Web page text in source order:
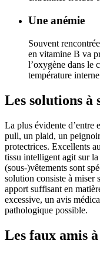
Une anémie
Souvent
en vitamine B va
l’oxygène dans le
température
Les solutions à
La plus évidente d’entre
pull, un plaid, un
protectrices. Excellents
tissu intelligent agit sur
(sous-)vêtements sont
solution consiste à miser
apport suffisant en
excessive, un avis
pathologique possible.
Les faux amis